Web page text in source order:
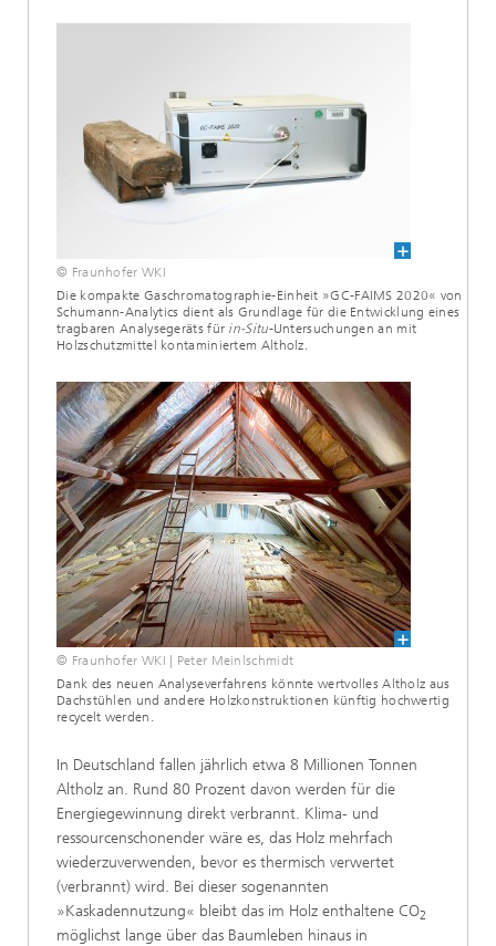
© Fraunhofer WKI
Die kompakte Gaschromatographie-Einheit »GC-FAIMS 2020« von
Schumann-Analytics dient als Grundlage für die Entwicklung eines
tragbaren Analysegeräts für in-Situ-Untersuchungen an mit
Holzschutzmittel kontaminiertem Altholz.
© Fraunhofer WKI | Peter Meinlschmidt
Dank des neuen Analyseverfahrens könnte wertvolles Altholz aus
Dachstühlen und andere Holzkonstruktionen künftig hochwertig
recycelt werden.
In Deutschland fallen jährlich etwa 8 Millionen Tonnen
Altholz an. Rund 80 Prozent davon werden für die
Energiegewinnung direkt verbrannt. Klima- und
ressourcenschonender wäre es, das Holz mehrfach
wiederzuverwenden, bevor es thermisch verwertet
(verbrannt) wird. Bei dieser sogenannten
»Kaskadennutzung« bleibt das im Holz enthaltene CO2
möglichst lange über das Baumleben hinaus in